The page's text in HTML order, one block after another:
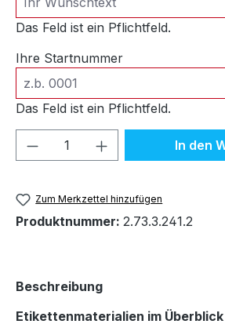
Das Feld ist ein Pflichtfeld.
Ihre Startnummer
Das Feld ist ein Pflichtfeld.
Produkt Anzahl: GibIn den
Zum Merkzettel hinzufügen
Produktnummer: 2.73.3.241.2
Beschreibung
Etikettenmaterialien im Überblick